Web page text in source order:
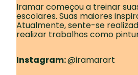
Iramar começou a treinar
escolares. Suas maiores
Atualmente, sente-se
realizar trabalhos como
Instagram:@iramarart